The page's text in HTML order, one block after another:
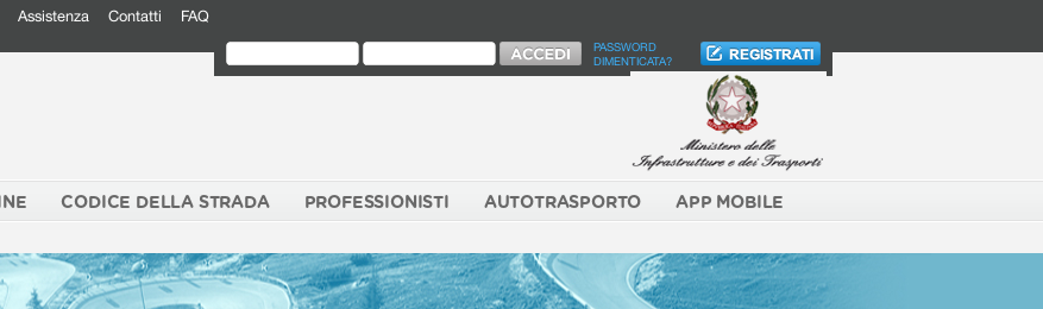
Assistenza Contatti FAQ
PASSWORD
DIMENTICATA?
CODICE DELLA STRADA PROFESSIONISTI AUTOTRASPORTO APP MOBILE